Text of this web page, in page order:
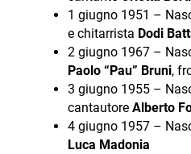
1 giugno 1951 –
e chitarrista Dodi
2 giugno 1967 –
Paolo “Pau” Bruni,
3 giugno 1955 –
cantautore Alberto
4 giugno 1957 –
Luca Madonia